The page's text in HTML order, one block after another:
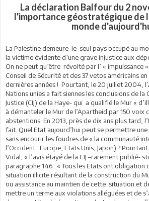
La déclaration Balfour du 2
l'importance géostratégique de
monde
La Palestine demeure le seul pays occupé au
la victime évidente d’une grave injustice aux
On ne peut qu’être révolté par l’ « impuissance
Conseil de Sécurité et des 37 vetos américains
dernières années ! Pourtant, le 20 juillet 2004,
Nations unies a fait siennes les conclusions de la
Justice (CIJ) de la Haye- qui a qualifié le Mur «
à démanteler le Mur de l’Apartheid par 150 voix
abstentions. En 2013, près de dix ans plus tard,
fait. Quel Etat aujourd’hui peut se permettre
sans encourir les foudres de « la communauté
l’Occident : Europe, Etats Unis, Japon) ?
Vidal, « l’avis étayé de la CIJ –rarement publié-
paragraphe 146 : « Tous les Etats ont obligation
situation illicite résultant de la construction du
ou assistance au maintien de cette situation et
mettre un terme aux violations alléguées et de